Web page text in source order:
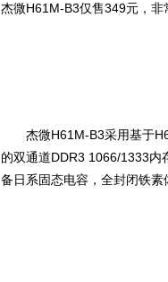
杰微H61M-B3仅售349元，非
杰微H61M-B3采用基于
的双通道DDR3 1066/1333内
备日系固态电容，全封闭铁素